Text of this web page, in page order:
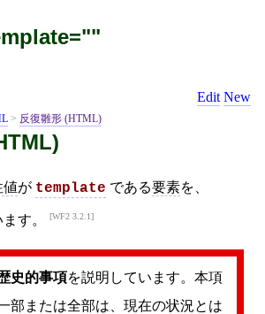
Edit New
> 反復雛形 (HTML)
値が template である要素を、
す。 WF2 3.2.1
史的事項を説明しています。本項
部または全部は、現在の状況とは